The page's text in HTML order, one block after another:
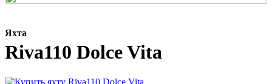
Яхта
Riva110 Dolce Vita